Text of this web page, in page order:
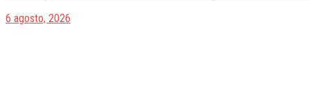
6 agosto, 2026